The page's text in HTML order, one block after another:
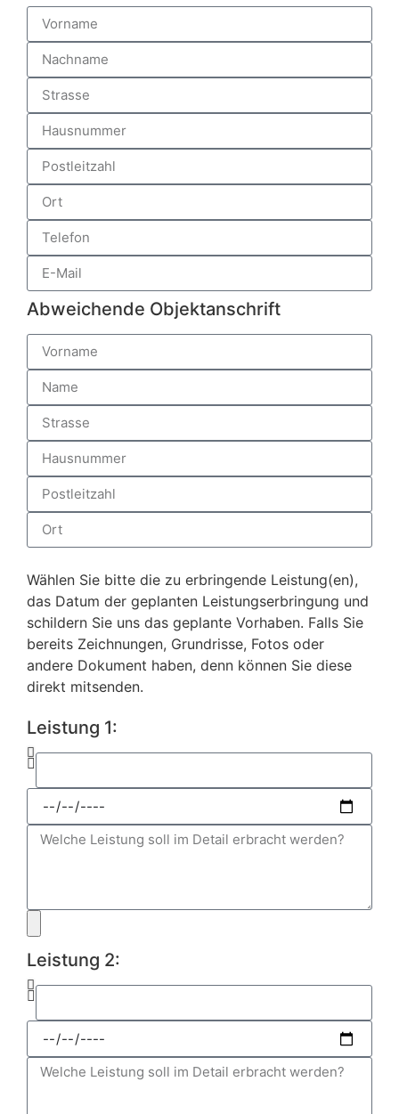
Abweichende Objektanschrift
Wählen Sie bitte die zu erbringende Leistung(en),
das Datum der geplanten Leistungserbringung und
schildern Sie uns das geplante Vorhaben. Falls Sie
bereits Zeichnungen, Grundrisse, Fotos oder
andere Dokument haben, denn können Sie diese
direkt mitsenden.
Leistung 1:
Leistung 2: